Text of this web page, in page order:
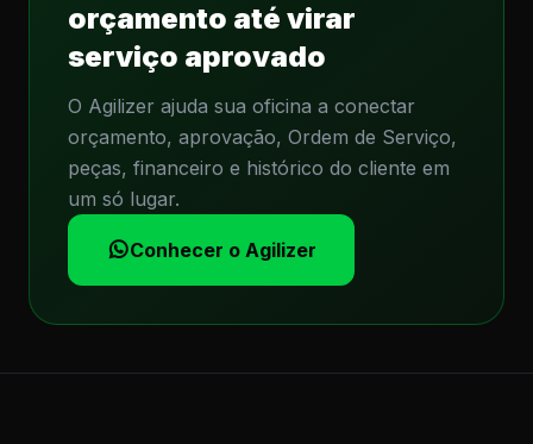
orçamento até virar
serviço aprovado
O Agilizer ajuda sua oficina a conectar
orçamento, aprovação, Ordem de Serviço,
peças, financeiro e histórico do cliente em
um só lugar.
Conhecer o Agilizer